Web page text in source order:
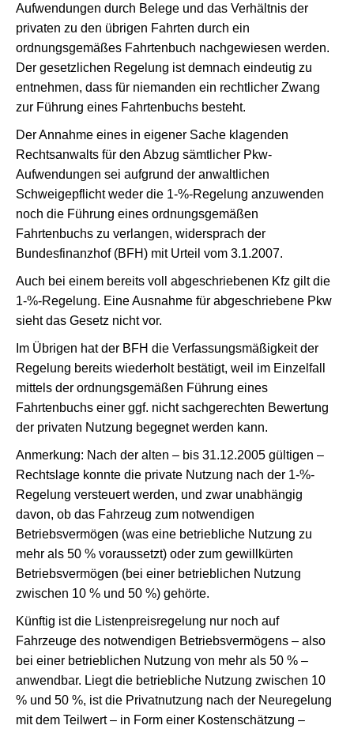
Aufwendungen durch Belege und das Verhältnis der
privaten zu den übrigen Fahrten durch ein
ordnungsgemäßes Fahrtenbuch nachgewiesen werden.
Der gesetzlichen Regelung ist demnach eindeutig zu
entnehmen, dass für niemanden ein rechtlicher Zwang
zur Führung eines Fahrtenbuchs besteht.
Der Annahme eines in eigener Sache klagenden
Rechtsanwalts für den Abzug sämtlicher Pkw-
Aufwendungen sei aufgrund der anwaltlichen
Schweigepflicht weder die 1-%-Regelung anzuwenden
noch die Führung eines ordnungsgemäßen
Fahrtenbuchs zu verlangen, widersprach der
Bundesfinanzhof (BFH) mit Urteil vom 3.1.2007.
Auch bei einem bereits voll abgeschriebenen Kfz gilt die
1-%-Regelung. Eine Ausnahme für abgeschriebene Pkw
sieht das Gesetz nicht vor.
Im Übrigen hat der BFH die Verfassungsmäßigkeit der
Regelung bereits wiederholt bestätigt, weil im Einzelfall
mittels der ordnungsgemäßen Führung eines
Fahrtenbuchs einer ggf. nicht sachgerechten Bewertung
der privaten Nutzung begegnet werden kann.
Anmerkung: Nach der alten – bis 31.12.2005 gültigen –
Rechtslage konnte die private Nutzung nach der 1-%-
Regelung versteuert werden, und zwar unabhängig
davon, ob das Fahrzeug zum notwendigen
Betriebsvermögen (was eine betriebliche Nutzung zu
mehr als 50 % voraussetzt) oder zum gewillkürten
Betriebsvermögen (bei einer betrieblichen Nutzung
zwischen 10 % und 50 %) gehörte.
Künftig ist die Listenpreisregelung nur noch auf
Fahrzeuge des notwendigen Betriebsvermögens – also
bei einer betrieblichen Nutzung von mehr als 50 % –
anwendbar. Liegt die betriebliche Nutzung zwischen 10
% und 50 %, ist die Privatnutzung nach der Neuregelung
mit dem Teilwert – in Form einer Kostenschätzung –